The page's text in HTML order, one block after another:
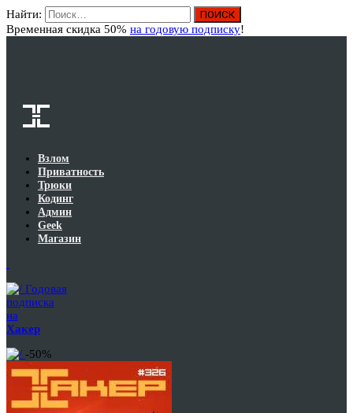
Найти:
Временная скидка 50% на годовую подписку!
Взлом
Приватность
Трюки
Кодинг
Админ
Geek
Магазин
Годовая
подписка
на
Хакер
-50%